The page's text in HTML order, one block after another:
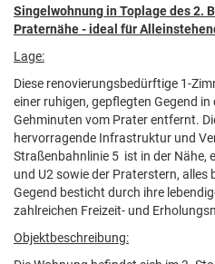
Singelwohnung in Toplage des 2.
Praternähe - ideal für
Lage:
Diese renovierungsbedürftige 1-
einer ruhigen, gepflegten Gegend
Gehminuten vom Prater entfernt.
hervorragende Infrastruktur und
Straßenbahnlinie 5 ist in der Nähe,
und U2 sowie der Praterstern, alles
Gegend besticht durch ihre
zahlreichen Freizeit- und
Objektbeschreibung: